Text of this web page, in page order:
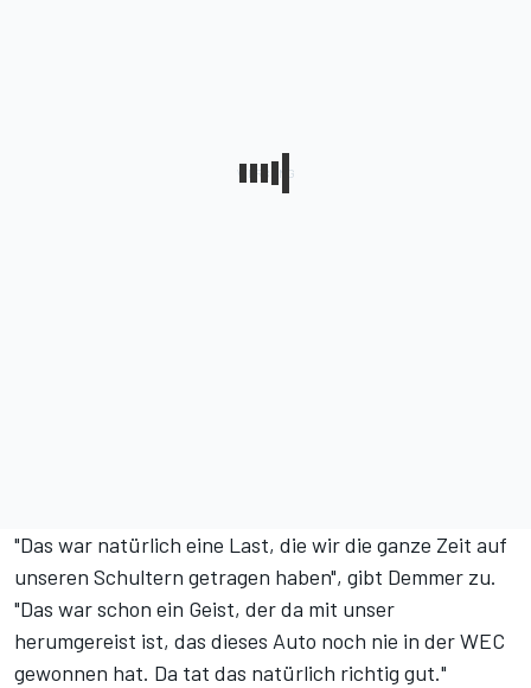
"Das war natürlich eine Last, die wir die ganze Zeit auf
unseren Schultern getragen haben", gibt Demmer zu.
"Das war schon ein Geist, der da mit unser
herumgereist ist, das dieses Auto noch nie in der WEC
gewonnen hat. Da tat das natürlich richtig gut."